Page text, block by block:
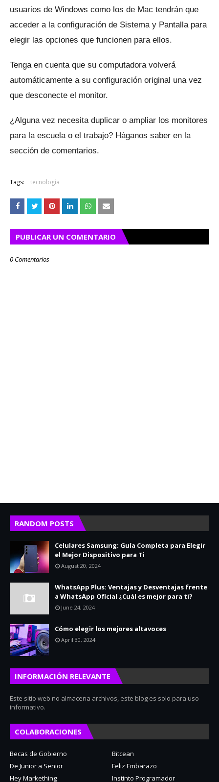
usuarios de Windows como los de Mac tendrán que
acceder a la configuración de Sistema y Pantalla para
elegir las opciones que funcionen para ellos.
Tenga en cuenta que su computadora volverá
automáticamente a su configuración original una vez
que desconecte el monitor.
¿Alguna vez necesita duplicar o ampliar los monitores
para la escuela o el trabajo? Háganos saber en la
sección de comentarios.
Tags: tecnología
PUBLICAR UN COMENTARIO
0 Comentarios
RANDOM POSTS
Celulares Samsung: Guía Completa para Elegir
el Mejor Dispositivo para Ti
August 20, 2024
WhatsApp Plus: Ventajas y Desventajas frente
a WhatsApp Oficial ¿Cuál es mejor para ti?
June 24, 2024
Cómo elegir los mejores altavoces
April 30, 2024
INFORMACIÓN RELEVANTE
Este sitio web no almacena archivos, este blog es solo para uso
informativo.
COLABORACIONES
Becas de Gobierno
Bitcean
De Junior a Senior
Feliz Embarazo
Hey Markething
Instinto Programador